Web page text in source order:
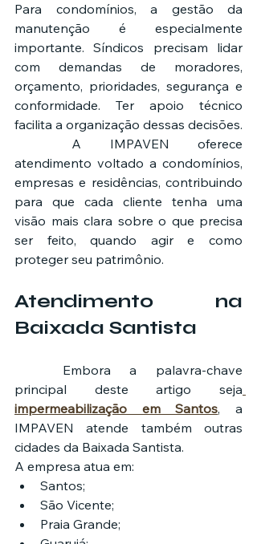
Para condomínios, a gestão da
manutenção é especialmente
importante. Síndicos precisam lidar
com demandas de moradores,
orçamento, prioridades, segurança e
conformidade. Ter apoio técnico
facilita a organização dessas decisões.
atendimento voltado a condomínios,
empresas e residências, contribuindo
para que cada cliente tenha uma
visão mais clara sobre o que precisa
ser feito, quando agir e como
proteger seu patrimônio.
Atendimento na
Baixada Santista
principal deste artigo seja
impermeabilização em Santos, a
IMPAVEN atende também outras
cidades da Baixada Santista.
A empresa atua em:
Santos;
São Vicente;
Praia Grande;